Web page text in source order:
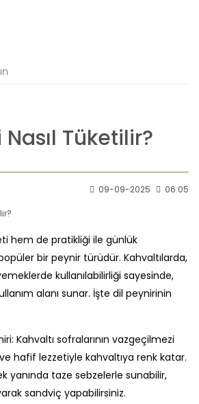
Tüketilir?
09-09-2025 06:05
hem de pratikliği ile günlük
bir peynir türüdür. Kahvaltılarda,
kullanılabilirliği sayesinde,
alanı sunar. İşte dil peynirinin
Kahvaltı sofralarının vazgeçilmezi
hafif lezzetiyle kahvaltıya renk katar.
yanında taze sebzelerle sunabilir,
sandviç yapabilirsiniz.